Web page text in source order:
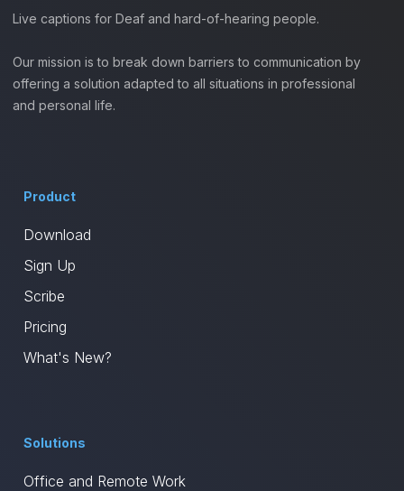
Live captions for Deaf and hard-of-hearing people.
Our mission is to break down barriers to communication by
offering a solution adapted to all situations in professional
and personal life.
Product
Download
Sign Up
Scribe
Pricing
What's New?
Solutions
Office and Remote Work